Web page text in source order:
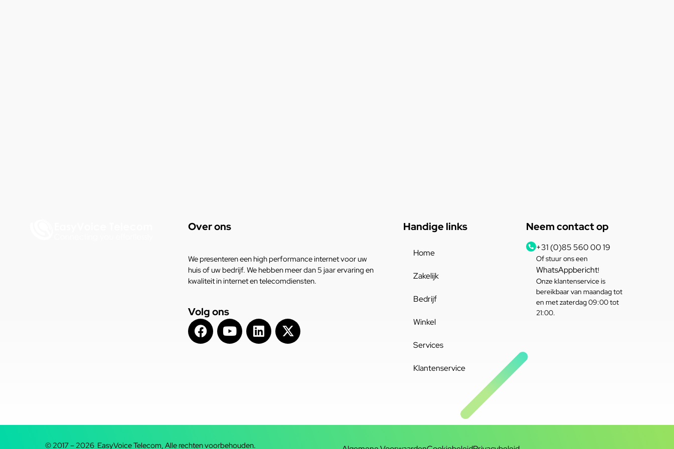
Over ons
We presenteren een high performance internet voor uw
huis of uw bedrijf. We hebben meer dan 5 jaar ervaring en
kwaliteit in internet en telecomdiensten.
Volg ons
Handige links
Home
Zakelijk
Bedrijf
Winkel
Services
Klantenservice
Neem contact op
+31 (0)85 560 00 19
Of stuur ons een
WhatsAppbericht!
Onze klantenservice is
bereikbaar van maandag tot
en met zaterdag 09:00 tot
21:00.
© 2017 – 2026 EasyVoice Telecom, Alle rechten voorbehouden.